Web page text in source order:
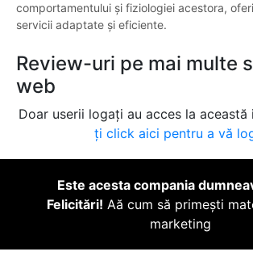
comportamentului și fiziologiei acestora,
servicii adaptate și eficiente.
Review-uri pe mai multe
web
Doar userii logați au acces la această
ți click aici pentru a vă
Este acesta compania
Felicitări! Aă cum să primești
marketing